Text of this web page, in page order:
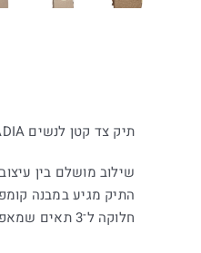
תיק צד קטן לנשים BARADIA קאמל מבית Steve Madden
שילוב מושלם בין
התיק מגיע במבנה
חלוקה ל־3 תאים שמאפשרת סדר ונגישות לכל מה שחשוב באמת.